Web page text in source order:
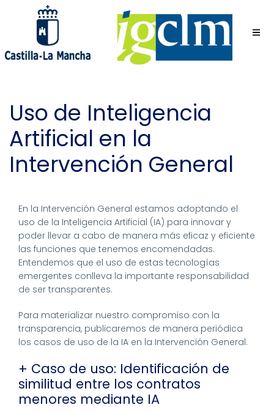
contenido
Uso de Inteligencia
Artificial en la
Intervención General
En la Intervención General estamos adoptando el
uso de la Inteligencia Artificial (IA) para innovar y
poder llevar a cabo de manera más eficaz y eficiente
las funciones que tenemos encomendadas.
Entendemos que el uso de estas tecnologías
emergentes conlleva la importante responsabilidad
de ser transparentes.
Para materializar nuestro compromiso con la
transparencia, publicaremos de manera periódica
los casos de uso de la IA en la Intervención General.
+ Caso de uso: Identificación de
similitud entre los contratos
menores mediante IA